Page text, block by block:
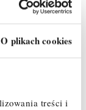
O plikach cookies
treści i
zł